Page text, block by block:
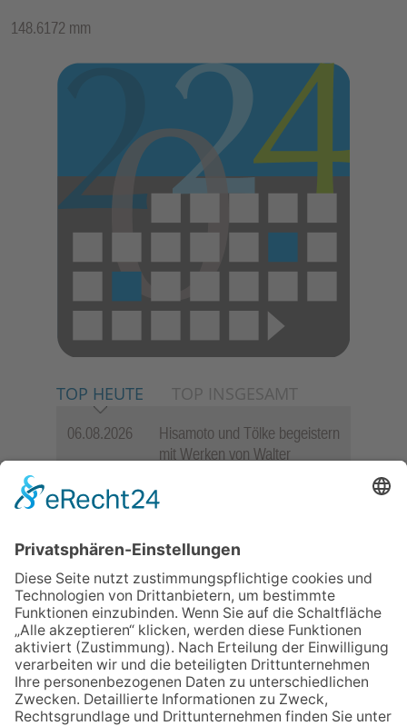
148.6172 mm
TOP HEUTE TOP INSGESAMT
06.08.2026
Hisamoto und Tölke begeistern
mit Werken von Walter
30.07.2026
Ganz Niederhöchstadt wird zur
09.07.2026
Wasserampel steht auf Gelb:
auf
06.08.2026
Jugendchor Hochtaunus
präsentiert sein neues
Programm „Changes“
12.05.2026
Zweisprachige Lesung im 7.
Himmel: Vom Geschenk zum
60. Geburtstag zur Autoren-